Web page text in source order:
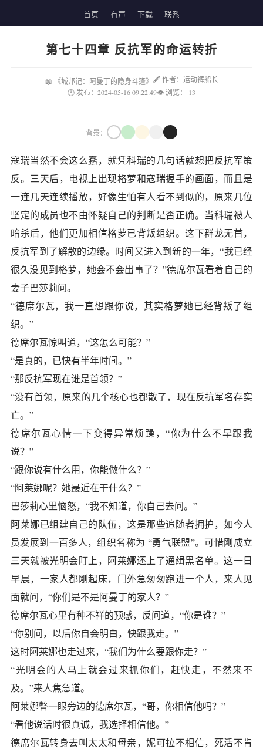
首页 有声 下载 联系
第七十四章 反抗军的命运转折
📖 《城邦记：阿曼丁的隐身斗篷》 🖋 作者：运动裤船长
🕐 发布：2024-05-16 09:22:49👁 浏览： 13
背景：
寇瑞当然不会这么蠢，就凭科瑞的几句话就想把反抗军策
反。三天后，电视上出现格萝和寇瑞握手的画面，而且是
一连几天连续播放，好像生怕有人看不到似的，原来几位
坚定的成员也不由怀疑自己的判断是否正确。当科瑞被人
暗杀后，他们更加相信格萝已背叛组织。这下群龙无首，
反抗军到了解散的边缘。时间又进入到新的一年，“我已经
很久没见到格萝，她会不会出事了？”德席尔瓦看着自己的
妻子巴莎莉问。
“德席尔瓦，我一直想跟你说，其实格萝她已经背叛了组
织。”
德席尔瓦惊叫道，“这怎么可能？”
“是真的，已快有半年时间。”
“那反抗军现在谁是首领？”
“没有首领，原来的几个核心也都散了，现在反抗军名存实
亡。”
德席尔瓦心情一下变得异常烦躁，“你为什么不早跟我
说？”
“跟你说有什么用，你能做什么？”
“阿莱娜呢？她最近在干什么？”
巴莎莉心里恼怒，“我不知道，你自己去问。”
阿莱娜已组建自己的队伍，这是那些追随者拥护，如今人
员发展到一百多人，组织名称为 “勇气联盟”。可惜刚成立
三天就被光明会盯上，阿莱娜还上了通缉黑名单。这一日
早晨，一家人都刚起床，门外急匆匆跑进一个人，来人见
面就问，“你们是不是阿曼丁的家人？”
德席尔瓦心里有种不祥的预感，反问道，“你是谁？”
“你别问，以后你自会明白，快跟我走。”
这时阿莱娜也走过来，“我们为什么要跟你走？”
“光明会的人马上就会过来抓你们，赶快走，不然来不
及。”来人焦急道。
阿莱娜瞥一眼旁边的德席尔瓦，“哥，你相信他吗？”
“看他说话时很真诚，我选择相信他。”
德席尔瓦转身去叫太太和母亲，妮可拉不相信，死活不肯